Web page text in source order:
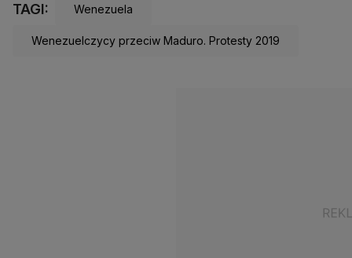
TAGI: Wenezuela
Wenezuelczycy przeciw Maduro. Protesty 2019